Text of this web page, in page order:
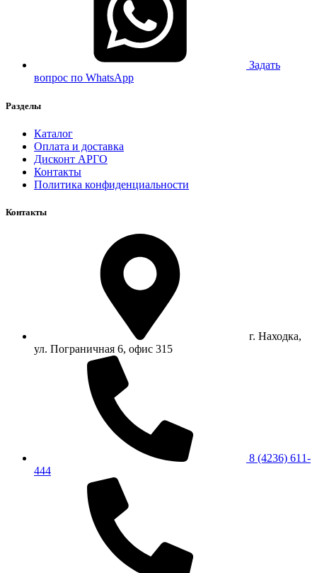
Задать
вопрос по WhatsApp
Разделы
Каталог
Оплата и доставка
Дисконт АРГО
Контакты
Политика конфиденциальности
Контакты
г. Находка,
ул. Пограничная 6, офис 315
8 (4236) 611-
444